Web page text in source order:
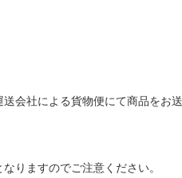
会社による貨物便にて商品をお
りますのでご注意ください。